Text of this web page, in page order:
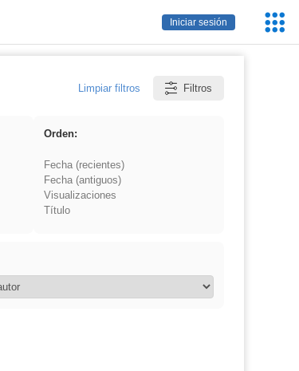
Iniciar sesión
Limpiar filtros Filtros
Orden:
Fecha (recientes)
Fecha (antiguos)
Visualizaciones
Título